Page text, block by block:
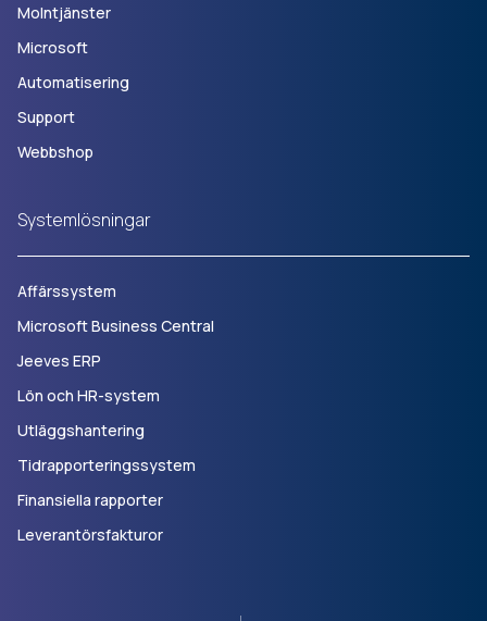
Molntjänster
Microsoft
Automatisering
Support
Webbshop
Systemlösningar
Affärssystem
Microsoft Business Central
Jeeves ERP
Lön och HR-system
Utläggshantering
Tidrapporteringssystem
Finansiella rapporter
Leverantörsfakturor